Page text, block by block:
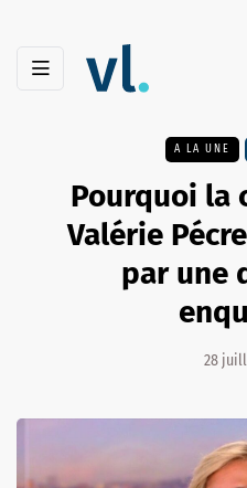
A LA UNE
Pourquoi la
Valérie
par une
28